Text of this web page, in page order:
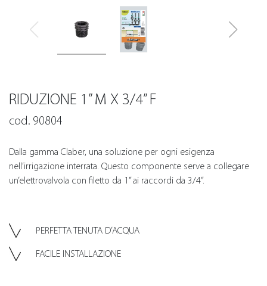
RIDUZIONE 1” M X 3/4” F
cod. 90804
Dalla gamma Claber, una soluzione per ogni esigenza
nell’irrigazione interrata. Questo componente serve a collegare
un’elettrovalvola con filetto da 1” ai raccordi da 3/4”.
PERFETTA TENUTA D’ACQUA
FACILE INSTALLAZIONE